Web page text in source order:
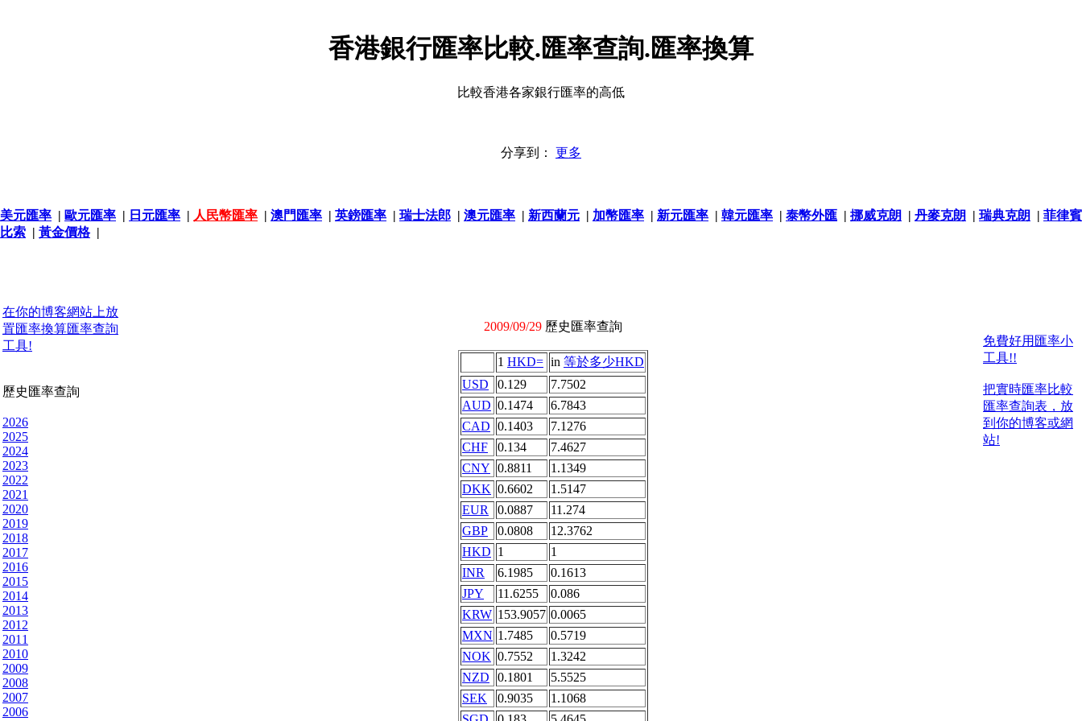
香港銀行匯率比較.匯率查詢.匯率換算
比較香港各家銀行匯率的高低
分享到： 更多
美元匯率 | 歐元匯率 | 日元匯率 | 人民幣匯率 | 澳門匯率 | 英鎊匯率 | 瑞士法郎 | 澳元匯率 | 新西蘭元 | 加幣匯率 | 新元匯率 | 韓元匯率 | 泰幣外匯 | 挪威克朗 | 丹麥克朗 | 瑞典克朗 | 菲律賓
比索 | 黃金價格|
在你的博客網站上放
置匯率換算匯率查詢
工具!
歷史匯率查詢
2026
2025
2024
2023
2022
2021
2020
2019
2018
2017
2016
2015
2014
2013
2012
2011
2010
2009
2008
2007
2006
2009/09/29 歷史匯率查詢
1 HKD= in 等於多少HKD
USD
0.129
7.7502
AUD 0.1474
6.7843
CAD 0.1403
7.1276
CHF
0.134
7.4627
CNY 0.8811
1.1349
DKK 0.6602
1.5147
EUR
0.0887
11.274
GBP
0.0808
12.3762
HKD 1
1
INR
6.1985
0.1613
JPY
11.6255
0.086
KRW 153.9057 0.0065
MXN 1.7485
0.5719
NOK 0.7552
1.3242
NZD
0.1801
5.5525
SEK
0.9035
1.1068
免費好用匯率小
工具!!
把實時匯率比較
匯率查詢表，放
到你的博客或網
站!